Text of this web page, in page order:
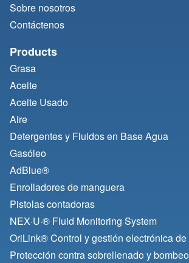
Sobre nosotros
Contáctenos
Products
Grasa
Aceite
Aceite Usado
Aire
Detergentes y Fluidos en Base Agua
Gasóleo
AdBlue®
Enrolladores de manguera
Pistolas contadoras
NEX·U·® Fluid Monitoring System
OriLink® Control y gestión electrónica
Protección contra sobrellenado y